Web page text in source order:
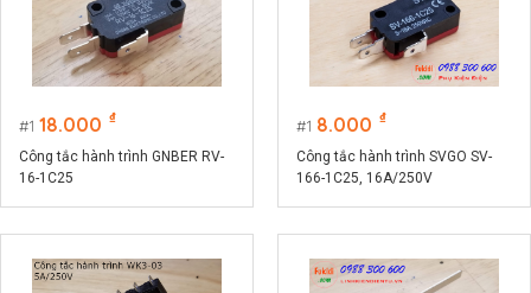
1 18.000 ₫
Công tắc hành trình GNBER RV-
16-1C25
1 8.000 ₫
Công tắc hành trình SVGO SV-
166-1C25, 16A/250V